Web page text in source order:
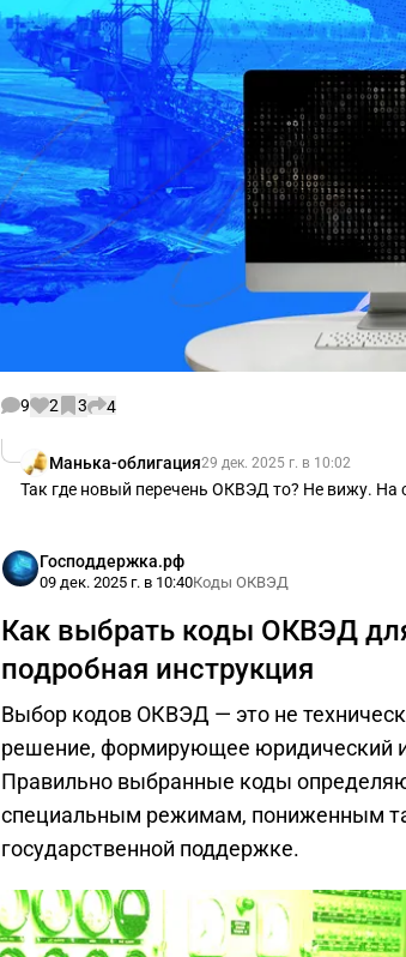
9 2 3 4
Манька-облигация29 дек. 2025 г. в 10:02
Так где новый перечень ОКВЭД то? Не вижу. На
Господдержка.рф
09 дек. 2025 г. в 10:40Коды ОКВЭД
Как выбрать коды ОКВЭД
подробная инструкция
Выбор кодов ОКВЭД — это не
решение, формирующее юридический
Правильно выбранные коды
специальным режимам, пониженным
государственной поддержке.